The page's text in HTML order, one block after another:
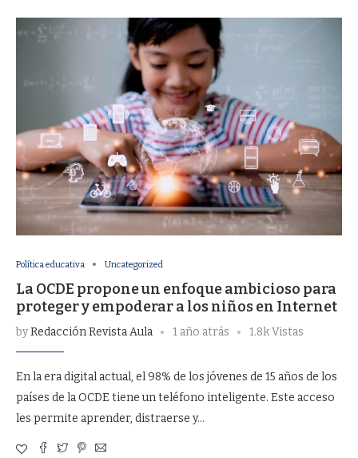
Política educativa Uncategorized
La OCDE propone un enfoque ambicioso para
proteger y empoderar a los niños en Internet
byRedacción Revista Aula 1 año atrás 1.8k Vistas
En la era digital actual, el 98% de los jóvenes de 15 años de los
países de la OCDE tiene un teléfono inteligente. Este acceso
les permite aprender, distraerse y…